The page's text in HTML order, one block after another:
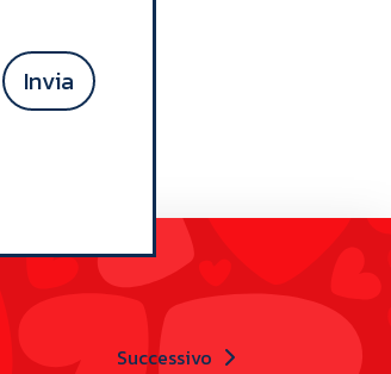
Invia
Successivo